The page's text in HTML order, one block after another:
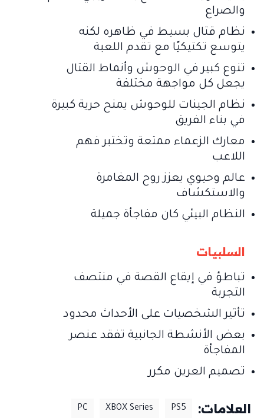
والصراع
نظام قتال بسيط في ظاهره لكنه
يتوسع تكتيكيًا مع تقدم اللعبة
تنوع كبير في الوحوش وأنماط القتال
يجعل كل مواجهة مختلفة
نظام الجينات للوحوش يمنح حرية كبيرة
في بناء الفريق
معارك الزعماء ممتعة وتختبر فهم
اللاعب
عالم وحيوي يعزز روح المغامرة
والاستكشاف
النظام البيئي كان مفاجأة جميلة
السلبيات
تباطؤ في إيقاع القصة في منتصف
التجربة
تأثير الشخصيات على الأحداث محدود
بعض الأنشطة الجانبية تفقد عنصر
المفاجأة
تصميم العرين مكرر
العلامات: PS5
XBOX Series
PC